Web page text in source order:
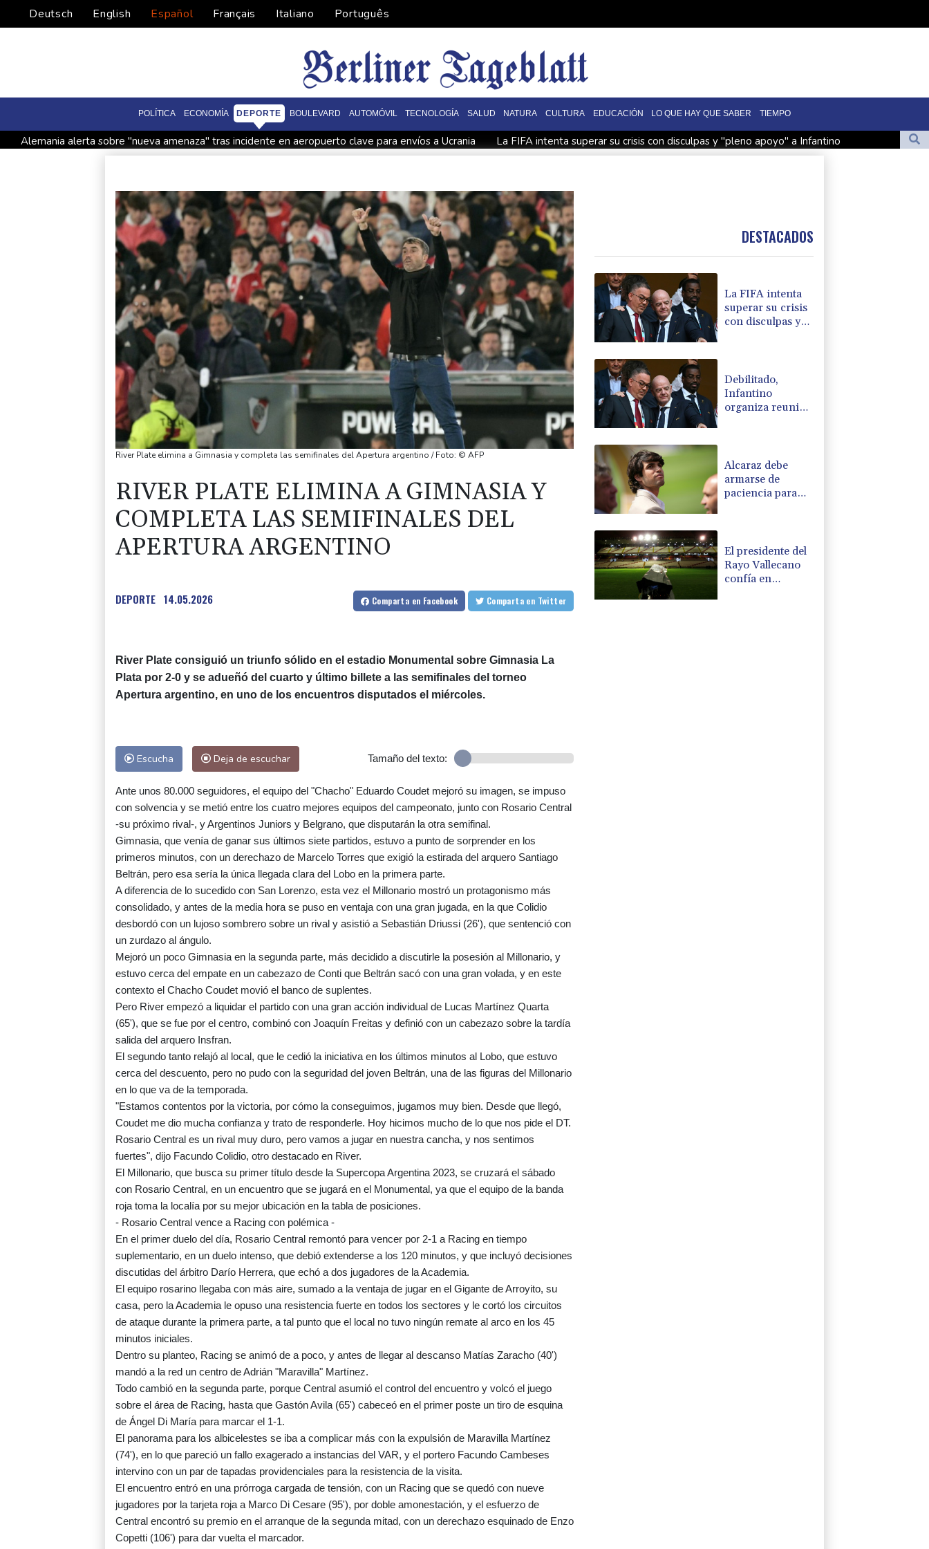
Deutsch English Español Français Italiano Português
POLÍTICA ECONOMÍA DEPORTE BOULEVARD AUTOMÓVIL TECNOLOGÍA SALUD NATURA CULTURA EDUCACIÓN LO QUE HAY QUE SABER TIEMPO
Alemania alerta sobre "nueva amenaza" tras incidente en aeropuerto clave para envíos a Ucrania
La FIFA intenta superar su crisis con disculpas y "pleno apoyo" a Infantino
Noosha Aubel: Είναι σε θέση να αντιμετωπίσει τα προβλήματα του Πότσδαμ;
Noosha Aubel: Zvládne problémy Postupimi?
River Plate elimina a Gimnasia y completa las semifinales del Apertura argentino / Foto: © AFP
RIVER PLATE ELIMINA A GIMNASIA Y
COMPLETA LAS SEMIFINALES DEL
APERTURA ARGENTINO
DEPORTE 14.05.2026 Comparta en Facebook Comparta en Twitter
River Plate consiguió un triunfo sólido en el estadio Monumental sobre Gimnasia La
Plata por 2-0 y se adueñó del cuarto y último billete a las semifinales del torneo
Apertura argentino, en uno de los encuentros disputados el miércoles.
Escucha Deja de escuchar Tamaño del texto:
Ante unos 80.000 seguidores, el equipo del "Chacho" Eduardo Coudet mejoró su imagen, se impuso
con solvencia y se metió entre los cuatro mejores equipos del campeonato, junto con Rosario Central
-su próximo rival-, y Argentinos Juniors y Belgrano, que disputarán la otra semifinal.
Gimnasia, que venía de ganar sus últimos siete partidos, estuvo a punto de sorprender en los
primeros minutos, con un derechazo de Marcelo Torres que exigió la estirada del arquero Santiago
Beltrán, pero esa sería la única llegada clara del Lobo en la primera parte.
A diferencia de lo sucedido con San Lorenzo, esta vez el Millonario mostró un protagonismo más
consolidado, y antes de la media hora se puso en ventaja con una gran jugada, en la que Colidio
desbordó con un lujoso sombrero sobre un rival y asistió a Sebastián Driussi (26'), que sentenció con
un zurdazo al ángulo.
Mejoró un poco Gimnasia en la segunda parte, más decidido a discutirle la posesión al Millonario, y
estuvo cerca del empate en un cabezazo de Conti que Beltrán sacó con una gran volada, y en este
contexto el Chacho Coudet movió el banco de suplentes.
Pero River empezó a liquidar el partido con una gran acción individual de Lucas Martínez Quarta
(65'), que se fue por el centro, combinó con Joaquín Freitas y definió con un cabezazo sobre la tardía
salida del arquero Insfran.
El segundo tanto relajó al local, que le cedió la iniciativa en los últimos minutos al Lobo, que estuvo
cerca del descuento, pero no pudo con la seguridad del joven Beltrán, una de las figuras del Millonario
en lo que va de la temporada.
"Estamos contentos por la victoria, por cómo la conseguimos, jugamos muy bien. Desde que llegó,
Coudet me dio mucha confianza y trato de responderle. Hoy hicimos mucho de lo que nos pide el DT.
Rosario Central es un rival muy duro, pero vamos a jugar en nuestra cancha, y nos sentimos
fuertes", dijo Facundo Colidio, otro destacado en River.
El Millonario, que busca su primer título desde la Supercopa Argentina 2023, se cruzará el sábado
con Rosario Central, en un encuentro que se jugará en el Monumental, ya que el equipo de la banda
roja toma la localía por su mejor ubicación en la tabla de posiciones.
- Rosario Central vence a Racing con polémica -
En el primer duelo del día, Rosario Central remontó para vencer por 2-1 a Racing en tiempo
suplementario, en un duelo intenso, que debió extenderse a los 120 minutos, y que incluyó decisiones
discutidas del árbitro Darío Herrera, que echó a dos jugadores de la Academia.
El equipo rosarino llegaba con más aire, sumado a la ventaja de jugar en el Gigante de Arroyito, su
casa, pero la Academia le opuso una resistencia fuerte en todos los sectores y le cortó los circuitos
de ataque durante la primera parte, a tal punto que el local no tuvo ningún remate al arco en los 45
minutos iniciales.
Dentro su planteo, Racing se animó de a poco, y antes de llegar al descanso Matías Zaracho (40')
mandó a la red un centro de Adrián "Maravilla" Martínez.
Todo cambió en la segunda parte, porque Central asumió el control del encuentro y volcó el juego
sobre el área de Racing, hasta que Gastón Avila (65') cabeceó en el primer poste un tiro de esquina
de Ángel Di María para marcar el 1-1.
El panorama para los albicelestes se iba a complicar más con la expulsión de Maravilla Martínez
(74'), en lo que pareció un fallo exagerado a instancias del VAR, y el portero Facundo Cambeses
intervino con un par de tapadas providenciales para la resistencia de la visita.
El encuentro entró en una prórroga cargada de tensión, con un Racing que se quedó con nueve
jugadores por la tarjeta roja a Marco Di Cesare (95'), por doble amonestación, y el esfuerzo de
Central encontró su premio en el arranque de la segunda mitad, con un derechazo esquinado de Enzo
Copetti (106') para dar vuelta el marcador.
DESTACADOS
La FIFA intenta
superar su crisis
con disculpas y
Debilitado,
Infantino
organiza reunión
Alcaraz debe
armarse de
paciencia para
El presidente del
Rayo Vallecano
confía en